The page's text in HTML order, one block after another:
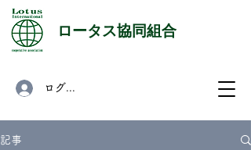
​ロータス協同組合
ログイン
記事